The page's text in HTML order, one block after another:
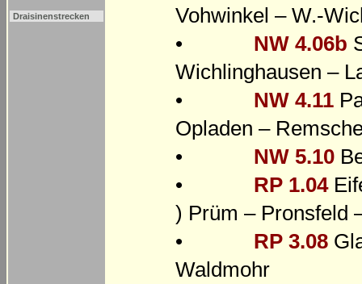
Draisinenstrecken
Vohwinkel – W.-
•
NW 4.06b
Wichlinghausen –
•
NW 4.11
Opladen –
•
NW 5.10
•
RP 1.04
) Prüm – Pronsfeld
•
RP 3.08
Waldmohr